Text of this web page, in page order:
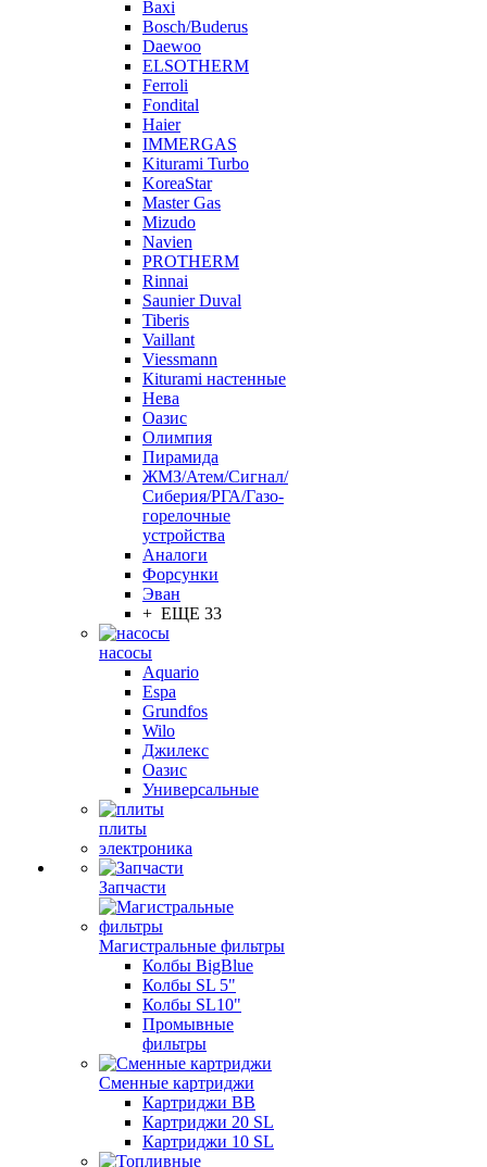
Baxi
Bosch/Buderus
Daewoo
ELSOTHERM
Ferroli
Fondital
Haier
IMMERGAS
Kiturami Turbo
KoreaStar
Master Gas
Mizudo
Navien
PROTHERM
Rinnai
Saunier Duval
Tiberis
Vaillant
Viessmann
Кiturami настенные
Нева
Оазис
Олимпия
Пирамида
ЖМЗ/Атем/Сигнал/
Сиберия/РГА/Газо-
горелочные
устройства
Aналоги
Форсунки
Эван
+ ЕЩЕ 33
насосы
Aquario
Espa
Grundfos
Wilo
Джилекс
Оазис
Универсальные
плиты
электроника
Запчасти
Магистральные фильтры
Колбы BigBlue
Колбы SL 5"
Колбы SL10"
Промывные
фильтры
Сменные картриджи
Картриджи BB
Картриджи 20 SL
Картриджи 10 SL